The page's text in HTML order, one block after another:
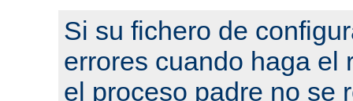
Si su fichero de
errores cuando haga el
el proceso padre no se